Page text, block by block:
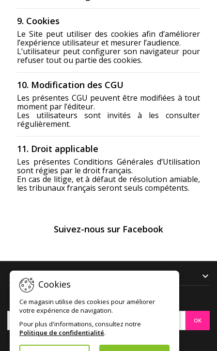
9. Cookies
Le Site peut utiliser des cookies afin d’améliorer
l’expérience utilisateur et mesurer l’audience.
L’utilisateur peut configurer son navigateur pour
refuser tout ou partie des cookies.
10. Modification des CGU
Les présentes CGU peuvent être modifiées à tout
moment par l’éditeur.
Les utilisateurs sont invités à les consulter
régulièrement.
11. Droit applicable
Les présentes Conditions Générales d’Utilisation
sont régies par le droit français.
En cas de litige, et à défaut de résolution amiable,
les tribunaux français seront seuls compétents.
Suivez-nous sur Facebook

Cookies
Ce magasin utilise des cookies pour améliorer
votre expérience de navigation.
Pour plus d'informations, consultez notre
Politique de confidentialité.
LETTRE D'INFORMATIONS
FacebookInstagram
LinkedIn